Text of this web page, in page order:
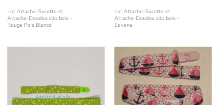
Lot Attache-Sucette et
Attache-Doudou clip bois –
Rouge Pois Blancs
Lot Attache-Sucette et
Attache-Doudou clip bois –
Savane